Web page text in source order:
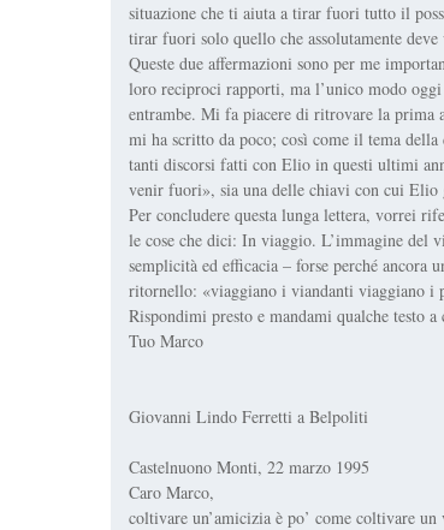
situazione che ti aiuta a tirar fuori tutto il
tirar fuori solo quello che assolutamente
Queste due affermazioni sono per me
loro reciproci rapporti, ma l’unico modo
entrambe. Mi fa piacere di ritrovare la prima
mi ha scritto da poco; così come il tema
tanti discorsi fatti con Elio in questi ultimi
venir fuori», sia una delle chiavi con cui Elio
Per concludere questa lunga lettera, vorrei
le cose che dici: In viaggio. L’immagine del
semplicità ed efficacia – forse perché
ritornello: «viaggiano i viandanti viaggiano i
Rispondimi presto e mandami qualche testo
Tuo Marco
Giovanni Lindo Ferretti a Belpoliti
Castelnuono Monti, 22 marzo 1995
Caro Marco,
coltivare un’amicizia è po’ come coltivare